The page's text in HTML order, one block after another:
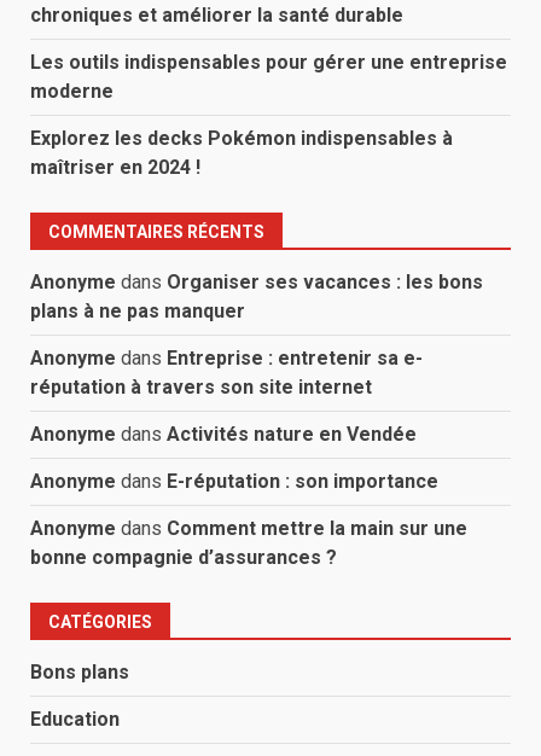
chroniques et améliorer la santé durable
Les outils indispensables pour gérer une entreprise
moderne
Explorez les decks Pokémon indispensables à
maîtriser en 2024 !
COMMENTAIRES RÉCENTS
Anonyme dans Organiser ses vacances : les bons
plans à ne pas manquer
Anonyme dans Entreprise : entretenir sa e-
réputation à travers son site internet
Anonyme dans Activités nature en Vendée
Anonyme dans E-réputation : son importance
Anonyme dans Comment mettre la main sur une
bonne compagnie d’assurances ?
CATÉGORIES
Bons plans
Education